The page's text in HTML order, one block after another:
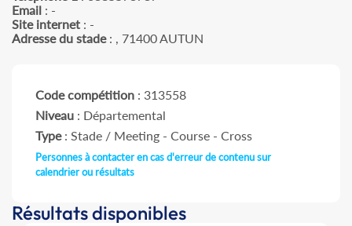
Email : -
Site internet : -
Adresse du stade: , 71400 AUTUN
Code compétition : 313558
Niveau : Départemental
Type: Stade / Meeting - Course - Cross
Personnes à contacter en cas d'erreur de contenu sur
calendrier ou résultats
Résultats disponibles